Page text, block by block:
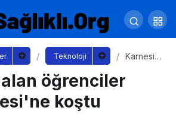
Teknoloji
Karnesini
öğrenciler
koştu
“Fabelmanlar" filmi 7
oldu!
Paylaş